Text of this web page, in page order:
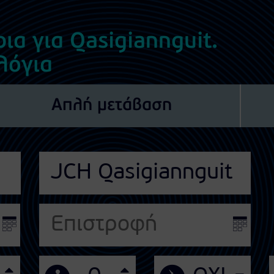
για Qasigiannguit.
Απλή μετάβαση